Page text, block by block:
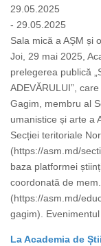
29.05.2025
- 29.05.2025
Sala mică a AȘM și
Joi, 29 mai 2025,
prelegerea publică
ADEVĂRULUI”,
Gagim, membru al
umanistice și arte a
Secției teritoriale
(https://asm.md/
baza platformei
coordonată de
(https://asm.md/
gagim). Evenimentul
La Academia de